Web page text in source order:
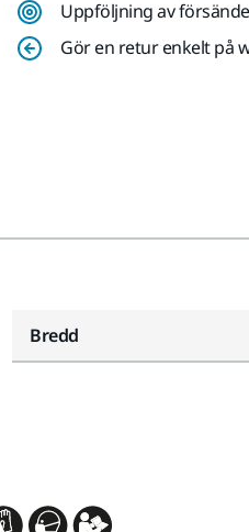
Uppföljning av
Gör en retur enkelt på
Bredd